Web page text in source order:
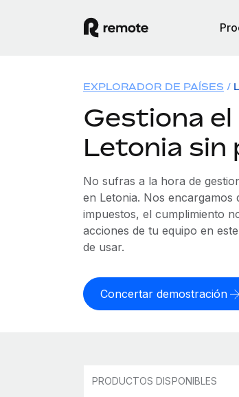
EXPLORADOR DE PAÍSES
Gestiona el
Letonia sin
No sufras a la hora de
en Letonia. Nos encargamos
impuestos, el cumplimiento
acciones de tu equipo en
de usar.
Concertar demostración
PRODUCTOS DISPONIBLES